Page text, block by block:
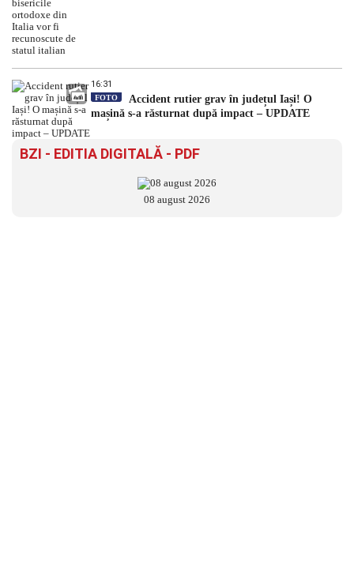
16:31
FOTO
Accident rutier grav în județul Iași! O
mașină s-a răsturnat după impact – UPDATE
BZI - EDITIA DIGITALĂ - PDF
08 august 2026